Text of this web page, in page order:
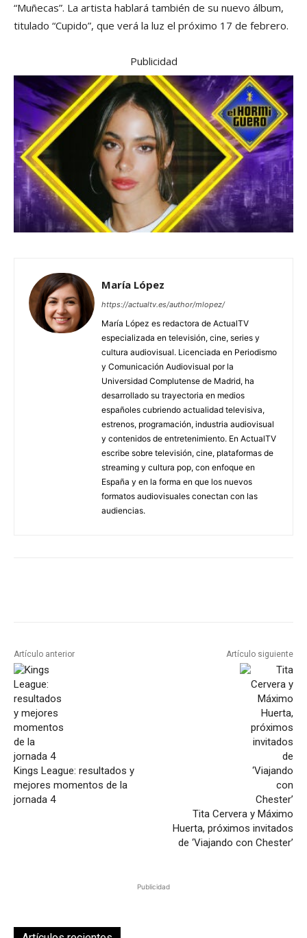
“Muñecas”. La artista hablará también de su nuevo álbum,
titulado “Cupido”, que verá la luz el próximo 17 de febrero.
Publicidad
María López
https://actualtv.es/author/mlopez/
María López es redactora de ActualTV
especializada en televisión, cine, series y
cultura audiovisual. Licenciada en Periodismo
y Comunicación Audiovisual por la
Universidad Complutense de Madrid, ha
desarrollado su trayectoria en medios
españoles cubriendo actualidad televisiva,
estrenos, programación, industria audiovisual
y contenidos de entretenimiento. En ActualTV
escribe sobre televisión, cine, plataformas de
streaming y cultura pop, con enfoque en
España y en la forma en que los nuevos
formatos audiovisuales conectan con las
audiencias.
Artículo anterior
Kings League: resultados y
mejores momentos de la
jornada 4
Artículo siguiente
Tita Cervera y Máximo
Huerta, próximos invitados
de ‘Viajando con Chester’
Publicidad